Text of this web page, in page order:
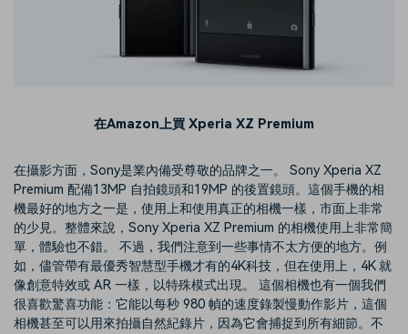
在Amazon上買 Xperia XZ Premium
在攝影方面，Sony是業內備受尊敬的品牌之一。 Sony Xperia XZ
Premium 配備13MP 自拍鏡頭和19MP 的後置鏡頭。這個手機的相
機最好的地方之一是，使用上和使用真正的相機一樣，市面上非常
的少見。整體來說，Sony Xperia XZ Premium 的相機使用上非常簡
單，體驗也不錯。 不過，我們注意到一些事情不太方便的地方。例
如，儘管帶有最優秀智慧型手機才有的4K科技，但在使用上，4K 就
像創意特效或 AR 一樣，以特殊模式出現。 這個相機也有一個我們
很喜歡驚喜功能：它能以每秒 980 幀的速度錄製慢動作影片，這個
相機甚至可以用來拍攝自然紀錄片，因為它會捕捉到所有細節。不